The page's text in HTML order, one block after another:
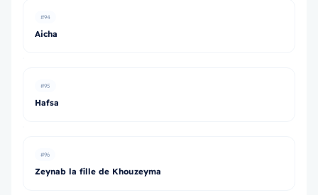
#94
Aicha
#95
Hafsa
#96
Zeynab la fille de Khouzeyma